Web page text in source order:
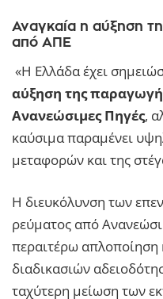
Αναγκαία η αύξηση
από ΑΠΕ
«Η Ελλάδα έχει
αύξηση της
Ανανεώσιμες Πηγές,
καύσιμα παραμένει
μεταφορών και της
Η διευκόλυνση των
ρεύματος από
περαιτέρω απλοποίηση
διαδικασιών
ταχύτερη μείωση των